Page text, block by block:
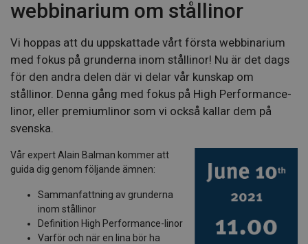
webbinarium om stållinor
Vi hoppas att du uppskattade vårt första webbinarium
med fokus på grunderna inom stållinor! Nu är det dags
för den andra delen där vi delar vår kunskap om
stållinor. Denna gång med fokus på High Performance-
linor, eller premiumlinor som vi också kallar dem på
svenska.
Vår expert Alain Balman kommer att
guida dig genom följande ämnen:
Sammanfattning av grunderna
inom stållinor
Definition High Performance-linor
Varför och när en lina bör ha